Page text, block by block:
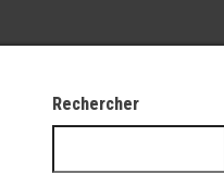
Rechercher